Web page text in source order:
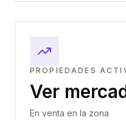
PROPIEDADES
Ver
En venta en la zona